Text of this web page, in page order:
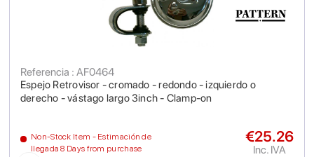
Espejo Retrovisor - cromado - redondo - izquierdo o
derecho - vástago largo 3inch - Clamp-on
Referencia : AF0464
Non-Stock Item - Estimación de
llegada 8 Days from purchase
€25.26
Inc. IVA